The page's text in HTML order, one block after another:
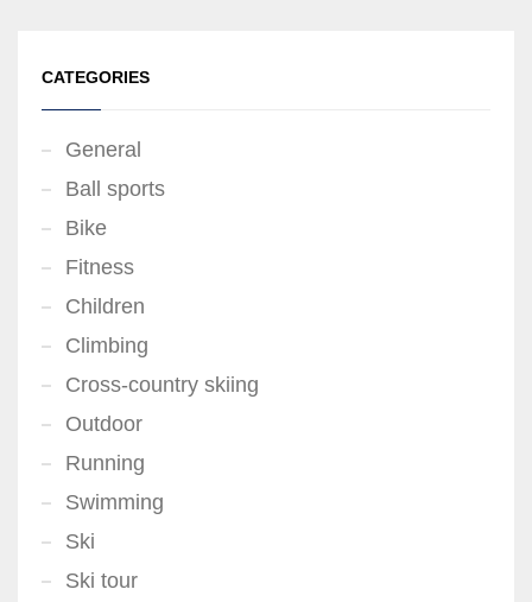
CATEGORIES
General
Ball sports
Bike
Fitness
Children
Climbing
Cross-country skiing
Outdoor
Running
Swimming
Ski
Ski tour